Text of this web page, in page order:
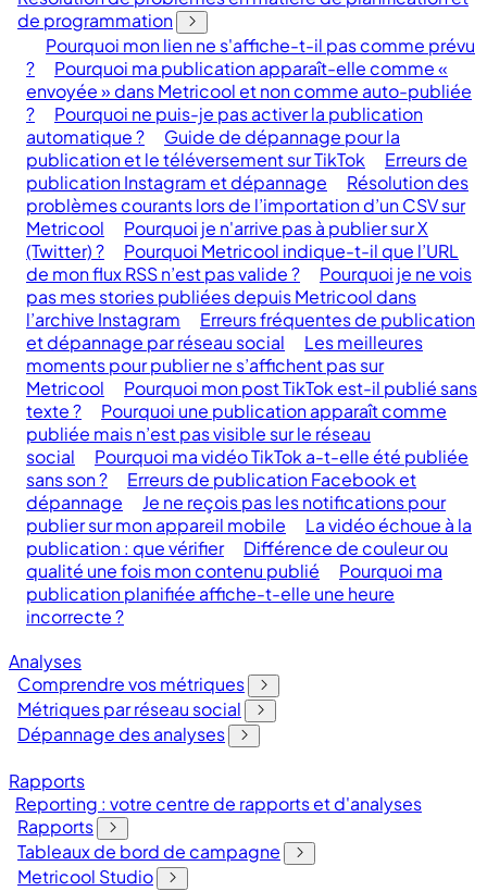
de programmation
Pourquoi mon lien ne s'affiche-t-il pas comme prévu
?
Pourquoi ma publication apparaît-elle comme «
envoyée » dans Metricool et non comme auto-publiée
?
Pourquoi ne puis-je pas activer la publication
automatique ?
Guide de dépannage pour la
publication et le téléversement sur TikTok
Erreurs de
publication Instagram et dépannage
Résolution des
problèmes courants lors de l’importation d’un CSV sur
Metricool
Pourquoi je n'arrive pas à publier sur X
(Twitter) ?
Pourquoi Metricool indique-t-il que l’URL
de mon flux RSS n’est pas valide ?
Pourquoi je ne vois
pas mes stories publiées depuis Metricool dans
l’archive Instagram
Erreurs fréquentes de publication
et dépannage par réseau social
Les meilleures
moments pour publier ne s’affichent pas sur
Metricool
Pourquoi mon post TikTok est-il publié sans
texte ?
Pourquoi une publication apparaît comme
publiée mais n’est pas visible sur le réseau
social
Pourquoi ma vidéo TikTok a-t-elle été publiée
sans son ?
Erreurs de publication Facebook et
dépannage
Je ne reçois pas les notifications pour
publier sur mon appareil mobile
La vidéo échoue à la
publication : que vérifier
Différence de couleur ou
qualité une fois mon contenu publié
Pourquoi ma
publication planifiée affiche-t-elle une heure
incorrecte ?
Analyses
Comprendre vos métriques
Métriques par réseau social
Dépannage des analyses
Rapports
Reporting : votre centre de rapports et d'analyses
Rapports
Tableaux de bord de campagne
Metricool Studio